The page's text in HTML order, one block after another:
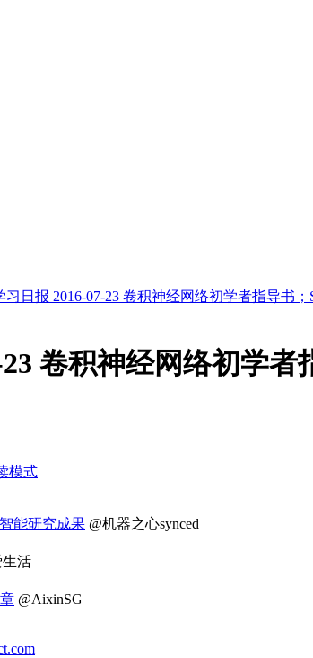
习日报 2016-07-23 卷积神经网络初学者指导书；
卷积神经网络初学
模式
能研究成果 @机器之心synced
生活
@AixinSG